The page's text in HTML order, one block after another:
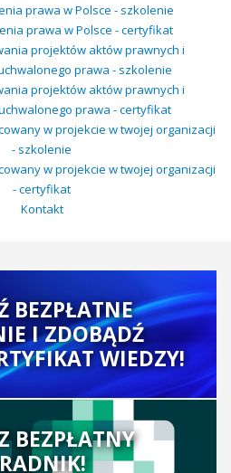
prawa w Polsce - szkolenie
prawa w Polsce - certyfikat
projektów aktów prawnych i
prawa - szkolenie
projektów aktów prawnych i
prawa - certyfikat
w projekcie w twojej organizacji
- szkolenie
w projekcie w twojej organizacji
- certyfikat
Kontakt
BEZPŁATNE
I ZDOBĄDŹ
WIEDZY!
BEZPŁATNY